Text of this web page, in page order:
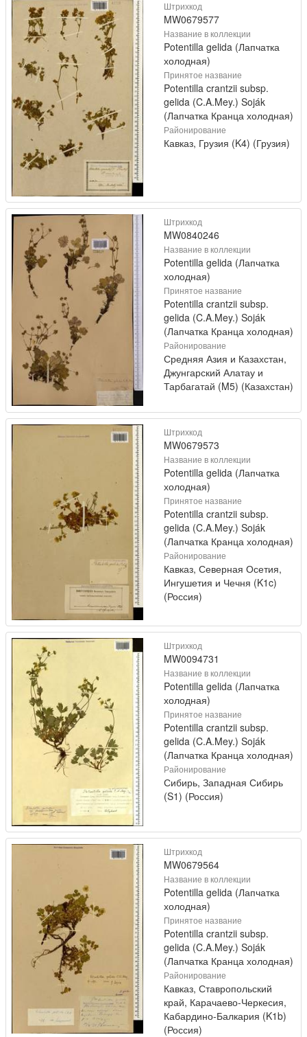
Штрихкод
MW0679577
Название в коллекции
Potentilla gelida (Лапчатка
холодная)
Принятое название
Potentilla crantzii subsp.
gelida (C.A.Mey.) Soják
(Лапчатка Кранца холодная)
Районирование
Кавказ, Грузия (K4) (Грузия)
Штрихкод
MW0840246
Название в коллекции
Potentilla gelida (Лапчатка
холодная)
Принятое название
Potentilla crantzii subsp.
gelida (C.A.Mey.) Soják
(Лапчатка Кранца холодная)
Районирование
Средняя Азия и Казахстан,
Джунгарский Алатау и
Тарбагатай (M5) (Казахстан)
Штрихкод
MW0679573
Название в коллекции
Potentilla gelida (Лапчатка
холодная)
Принятое название
Potentilla crantzii subsp.
gelida (C.A.Mey.) Soják
(Лапчатка Кранца холодная)
Районирование
Кавказ, Северная Осетия,
Ингушетия и Чечня (K1c)
(Россия)
Штрихкод
MW0094731
Название в коллекции
Potentilla gelida (Лапчатка
холодная)
Принятое название
Potentilla crantzii subsp.
gelida (C.A.Mey.) Soják
(Лапчатка Кранца холодная)
Районирование
Сибирь, Западная Сибирь
(S1) (Россия)
Штрихкод
MW0679564
Название в коллекции
Potentilla gelida (Лапчатка
холодная)
Принятое название
Potentilla crantzii subsp.
gelida (C.A.Mey.) Soják
(Лапчатка Кранца холодная)
Районирование
Кавказ, Ставропольский
край, Карачаево-Черкесия,
Кабардино-Балкария (K1b)
(Россия)